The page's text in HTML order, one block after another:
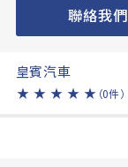
聯絡我們
皇賓汽車
★ ★ ★ ★ ★ （0件）